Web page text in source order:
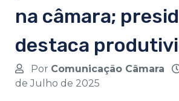
na câmara;
destaca
Por Comunicação Câmara
de Julho de 2025